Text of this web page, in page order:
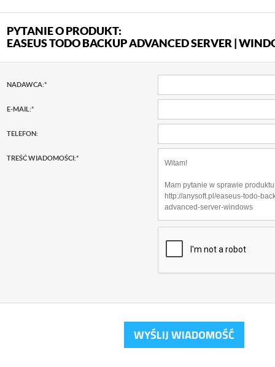
PYTANIE O PRODUKT:
EASEUS TODO BACKUP ADVANCED SERVER |
NADAWCA:*
E-MAIL:*
TELEFON:
TREŚĆ WIADOMOŚCI:*
WYŚLIJ WIADOMOŚĆ